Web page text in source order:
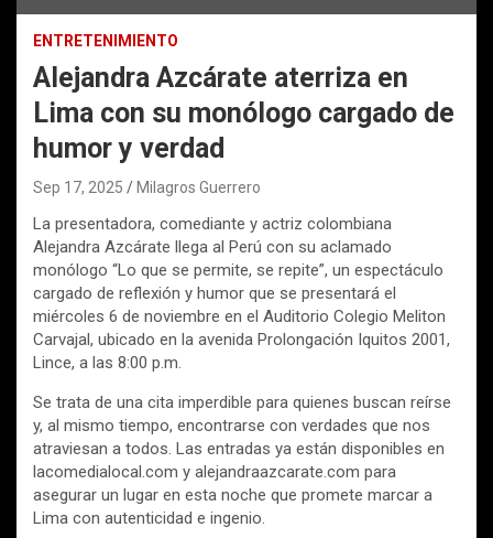
ENTRETENIMIENTO
Alejandra Azcárate aterriza en
Lima con su monólogo cargado de
humor y verdad
Sep 17, 2025 Milagros Guerrero
La presentadora, comediante y actriz colombiana
Alejandra Azcárate llega al Perú con su aclamado
monólogo “Lo que se permite, se repite”, un espectáculo
cargado de reflexión y humor que se presentará el
miércoles 6 de noviembre en el Auditorio Colegio Meliton
Carvajal, ubicado en la avenida Prolongación Iquitos 2001,
Lince, a las 8:00 p.m.
Se trata de una cita imperdible para quienes buscan reírse
y, al mismo tiempo, encontrarse con verdades que nos
atraviesan a todos. Las entradas ya están disponibles en
lacomedialocal.com y alejandraazcarate.com para
asegurar un lugar en esta noche que promete marcar a
Lima con autenticidad e ingenio.